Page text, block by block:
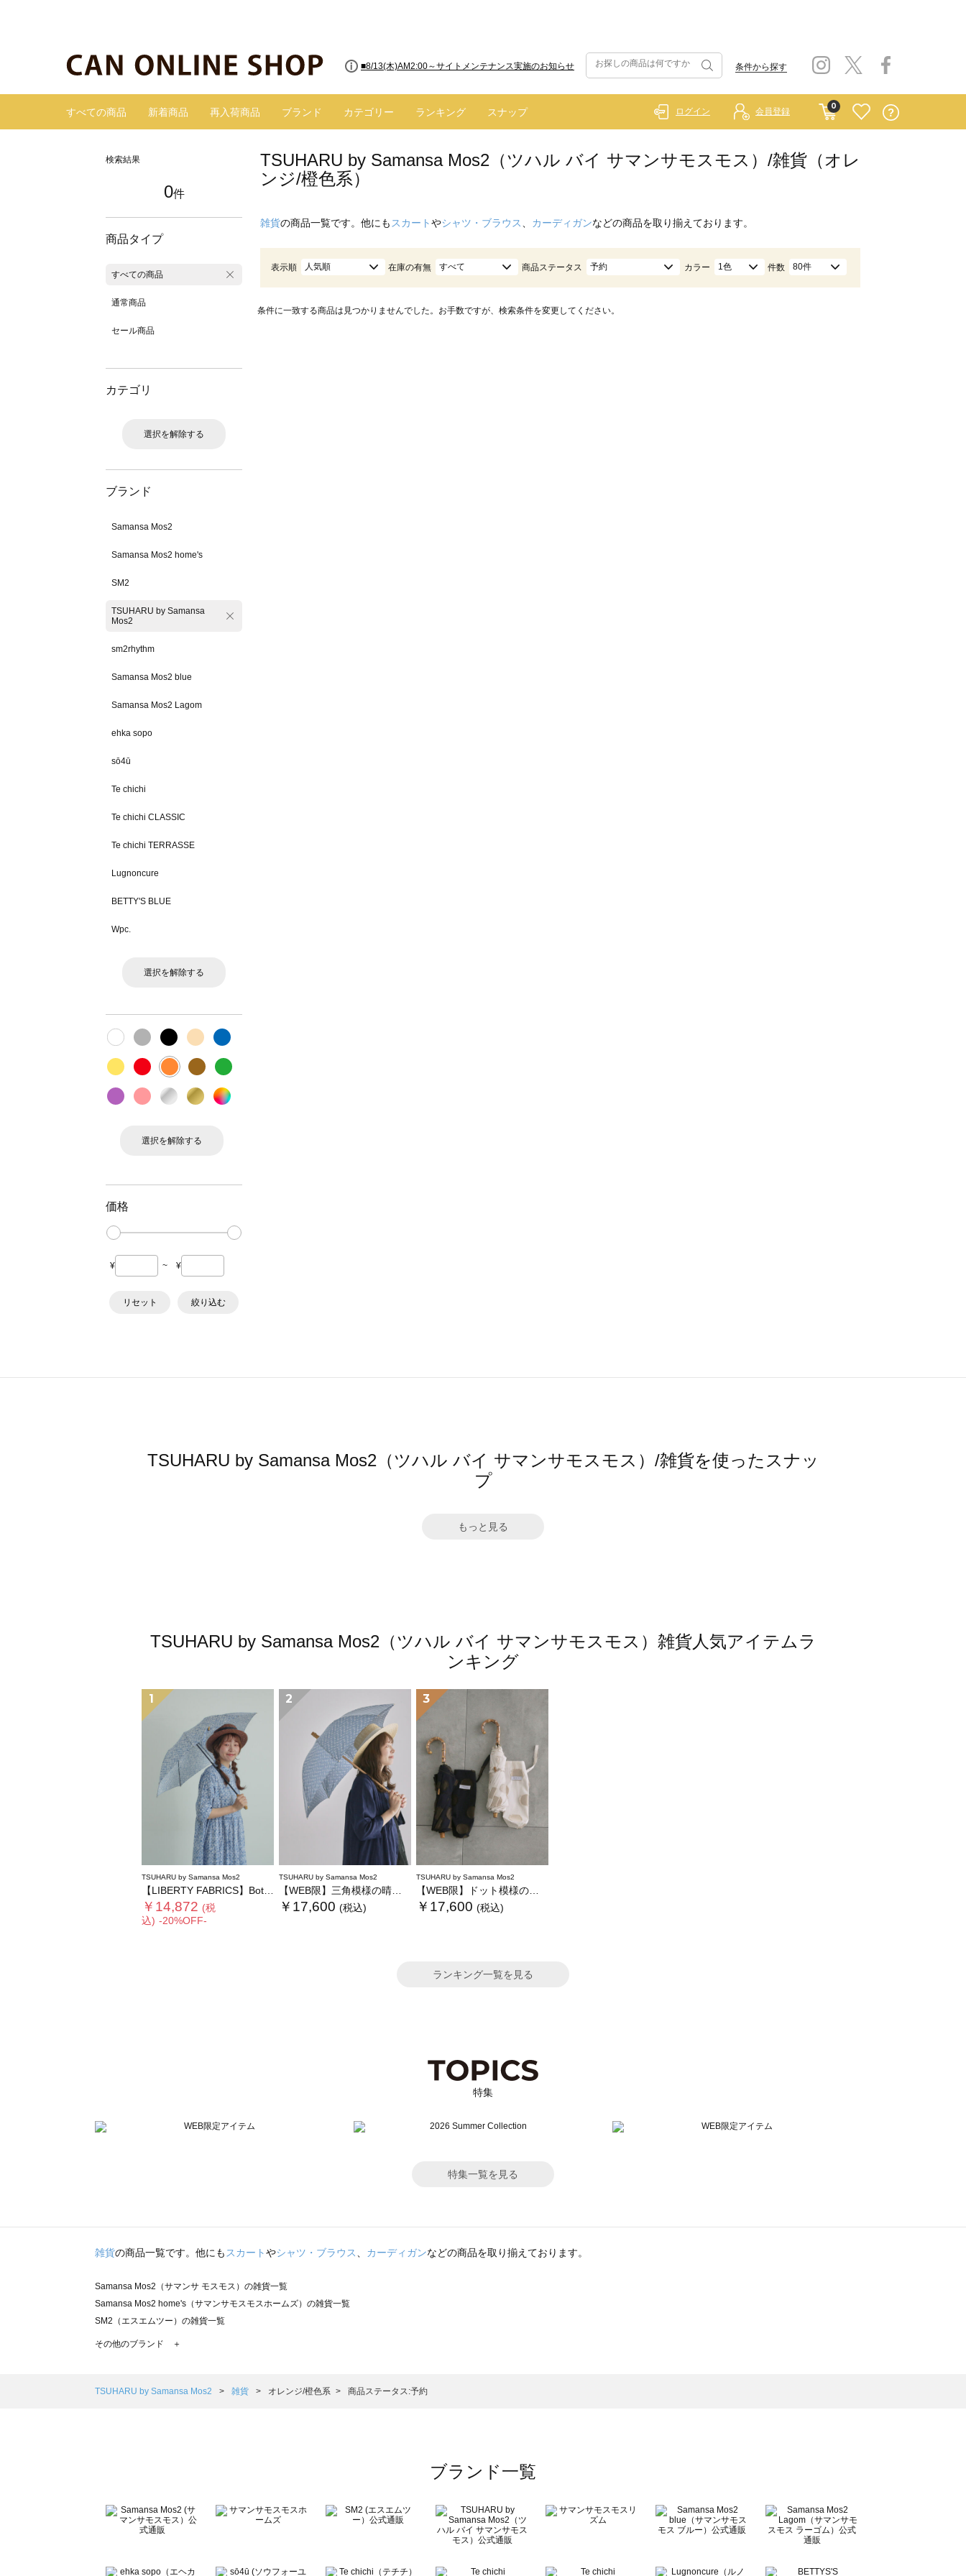
■8/13(木)AM2:00～サイトメンテナンス実施のお知らせ 条件から探す
すべての商品 新着商品 再入荷商品 ブランド カテゴリー ランキング スナップ
0
ログイン 会員登録
検索結果
0件
商品タイプ
すべての商品
通常商品
セール商品
カテゴリ
選択を解除する
ブランド
Samansa Mos2
Samansa Mos2 home's
SM2
TSUHARU by Samansa
Mos2
sm2rhythm
Samansa Mos2 blue
Samansa Mos2 Lagom
ehka sopo
sō4ū
Te chichi
Te chichi CLASSIC
Te chichi TERRASSE
Lugnoncure
BETTY'S BLUE
Wpc.
選択を解除する
選択を解除する
価格
¥ ~ ¥
リセット 絞り込む
TSUHARU by Samansa Mos2（ツハル バイ サマンサモスモス）/雑貨（オレ
ンジ/橙色系）
雑貨の商品一覧です。他にも スカートやシャツ・ブラウス カーディガンなどの商品を取り揃えております。
表示順 人気順 在庫の有無 すべて 商品ステータス 予約 カラー 1色 件数 80件
条件に一致する商品は見つかりませんでした。お手数ですが、検索条件を変更してください。
TSUHARU by Samansa Mos2（ツハル バイ サマンサモスモス）/雑貨を使ったスナッ
プ
もっと見る
TSUHARU by Samansa Mos2（ツハル バイ サマンサモスモス）雑貨人気アイテムラ
ンキング
1
TSUHARU by Samansa Mos2
【LIBERTY FABRICS】Botanical Language柄日傘
￥14,872 (税
込) -20%OFF-
2
TSUHARU by Samansa Mos2
【WEB限】三角模様の晴雨兼用日傘
￥17,600 (税込)
3
TSUHARU by Samansa Mos2
【WEB限】ドット模様の晴雨兼用日傘
￥17,600 (税込)
ランキング一覧を見る
特集
特集一覧を見る
雑貨の商品一覧です。他にもスカートやシャツ・ブラウス、 カーディガンなどの商品を取り揃えております。
Samansa Mos2（サマンサ モスモス）の雑貨一覧
Samansa Mos2 home's（サマンサモスモスホームズ）の雑貨一覧
SM2（エスエムツー）の雑貨一覧
TSUHARU by Samansa Mos2（ツハルバイサマンサモスモス）の雑貨一覧
Samansa Mos2 Lagom（サマンサモスモス ラーゴム）の雑貨一覧
BETTY'S BLUE（べティーズブルー）の雑貨一覧
Wpc.（ワールドパーティー）の雑貨一覧
その他のブランド ＋
TSUHARU by Samansa Mos2 雑貨 オレンジ/橙色系 商品ステータス:予約
ブランド一覧